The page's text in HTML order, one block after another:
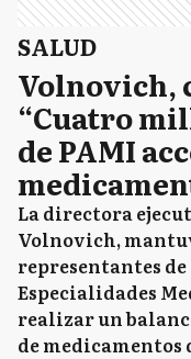
SALUD
Volnovich,
“Cuatro
de PAMI
La directora
Volnovich,
representantes
Especialidades
realizar un
de medicamentos